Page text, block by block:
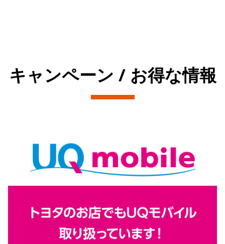
キャンペーン / お得な情報